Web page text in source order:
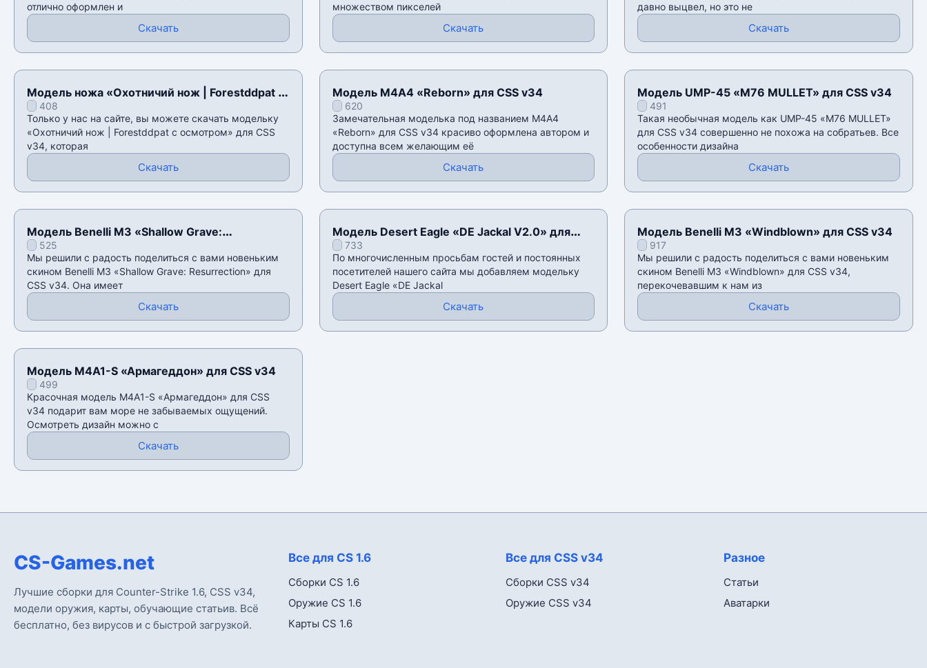
отлично оформлен и
Скачать
множеством пикселей
Скачать
давно выцвел, но это не
Скачать
Модель ножа «Охотничий нож | Forestddpat с
осмотром» для CSS v34
408
Только у нас на сайте, вы можете скачать модельку
«Охотничий нож | Forestddpat с осмотром» для CSS
v34, которая
Скачать
Модель М4А4 «Reborn» для CSS v34
620
Замечательная моделька под названием М4А4
«Reborn» для CSS v34 красиво оформлена автором и
доступна всем желающим её
Скачать
Модель UMP-45 «M76 MULLET» для CSS v34
491
Такая необычная модель как UMP-45 «M76 MULLET»
для CSS v34 совершенно не похожа на собратьев. Все
особенности дизайна
Скачать
Модель Benelli M3 «Shallow Grave:
Resurrection» для CSS v34
525
Мы решили с радость поделиться с вами новеньким
скином Benelli M3 «Shallow Grave: Resurrection» для
CSS v34. Она имеет
Скачать
Модель Desert Eagle «DE Jackal V2.0» для
CSS v34
733
По многочисленным просьбам гостей и постоянных
посетителей нашего сайта мы добавляем модельку
Desert Eagle «DE Jackal
Скачать
Модель Benelli M3 «Windblown» для CSS v34
917
Мы решили с радость поделиться с вами новеньким
скином Benelli M3 «Windblown» для CSS v34,
перекочевавшим к нам из
Скачать
Модель M4A1-S «Армагеддон» для CSS v34
499
Красочная модель M4A1-S «Армагеддон» для CSS
v34 подарит вам море не забываемых ощущений.
Осмотреть дизайн можно с
Скачать
CS-Games.net
Лучшие сборки для Counter-Strike 1.6, CSS v34,
модели оружия, карты, обучающие статьив. Всё
бесплатно, без вирусов и с быстрой загрузкой.
Все для CS 1.6
Сборки CS 1.6
Оружие CS 1.6
Карты CS 1.6
Все для CSS v34
Сборки CSS v34
Оружие CSS v34
Разное
Статьи
Аватарки